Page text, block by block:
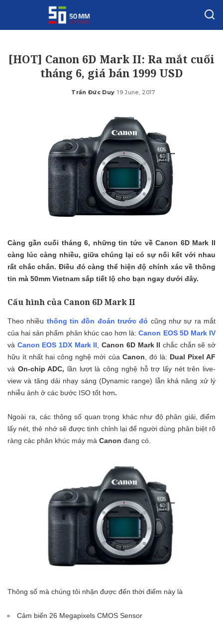
[HOT] Canon 6D Mark II: Ra mắt cuối
tháng 6, giá bán 1999 USD
Posted
Trần Đức Duy 19 June, 2017
Càng gần cuối tháng 6, những tin tức về Canon 6D Mark II
càng lúc càng nhiều, giữa chúng lại có sự nối kết với nhau
rất chắc chắn. Điều đó càng thể hiện độ chính xác về thông
tin mà 50mm Vietnam sắp tiết lộ cho bạn ngay dưới đây.
Cấu hình của Canon 6D Mark II
Theo nhiều thông tin đồn đoán trước đó cũng như sự ra mắt
của hai sản phẩm phân khúc cao hơn là:Canon EOS 5D Mark IV
và Canon EOS 1DX Mark II ,Canon 6D Mark II chắc chắn sẽ sở
hữu ít nhất hai công nghệ mới của Canon , đó là: Dual Pixel AF
và On-chip ADC, lần lượt là công nghệ hỗ trợ lấy nét trên live-
view và tăng dải nhạy sáng (Dynamic range) lẫn khả năng xử lý
nhiễu ảnh ở các bước ISO tốt hơn.
Ngoài ra, các thông số quan trọng khác như độ phân giải, điểm
lấy nét, thẻ nhớ sẽ được tinh chỉnh lại để người dùng phân biệt rõ
ràng các phân khúc máy mà Canon đang có.
Thông số mà chúng tôi nhận được đến thời điểm này là
Cảm biến 26 Megapixels CMOS Sensor